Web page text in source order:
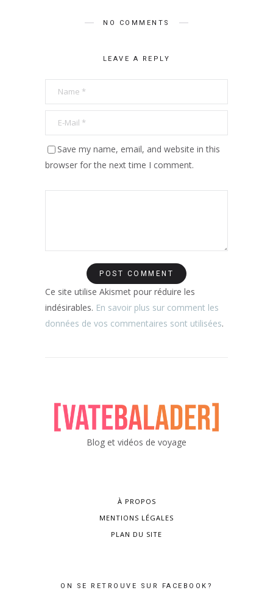
NO COMMENTS
LEAVE A REPLY
Save my name, email, and website in this
browser for the next time I comment.
Ce site utilise Akismet pour réduire les
indésirables. En savoir plus sur comment les
données de vos commentaires sont utilisées.
Blog et vidéos de voyage
À PROPOS
MENTIONS LÉGALES
PLAN DU SITE
ON SE RETROUVE SUR FACEBOOK?